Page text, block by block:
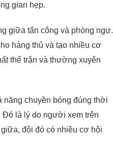
gian hẹp.
giữa tấn công và phòng ngự.
hàng thủ và tạo nhiều cơ
thế trận và thường xuyên
năng chuyền bóng đúng thời
Đó là lý do người xem trên
đội đó có nhiều cơ hội